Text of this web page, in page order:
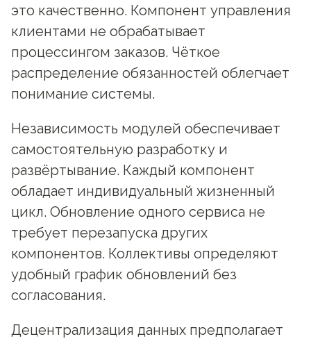
это качественно. Компонент управления
клиентами не обрабатывает
процессингом заказов. Чёткое
распределение обязанностей облегчает
понимание системы.
Независимость модулей обеспечивает
самостоятельную разработку и
развёртывание. Каждый компонент
обладает индивидуальный жизненный
цикл. Обновление одного сервиса не
требует перезапуска других
компонентов. Коллективы определяют
удобный график обновлений без
согласования.
Децентрализация данных предполагает